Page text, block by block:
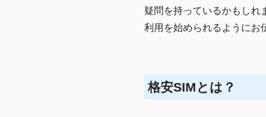
疑問を持っているかもしれ
利用を始められるようにお
格安SIMとは？